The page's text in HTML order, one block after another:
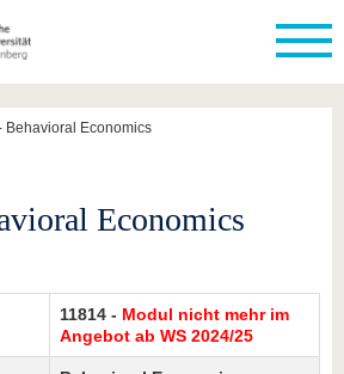
Behavioral Economics
Economics
11814 - Modul nicht mehr im
Angebot ab WS 2024/25